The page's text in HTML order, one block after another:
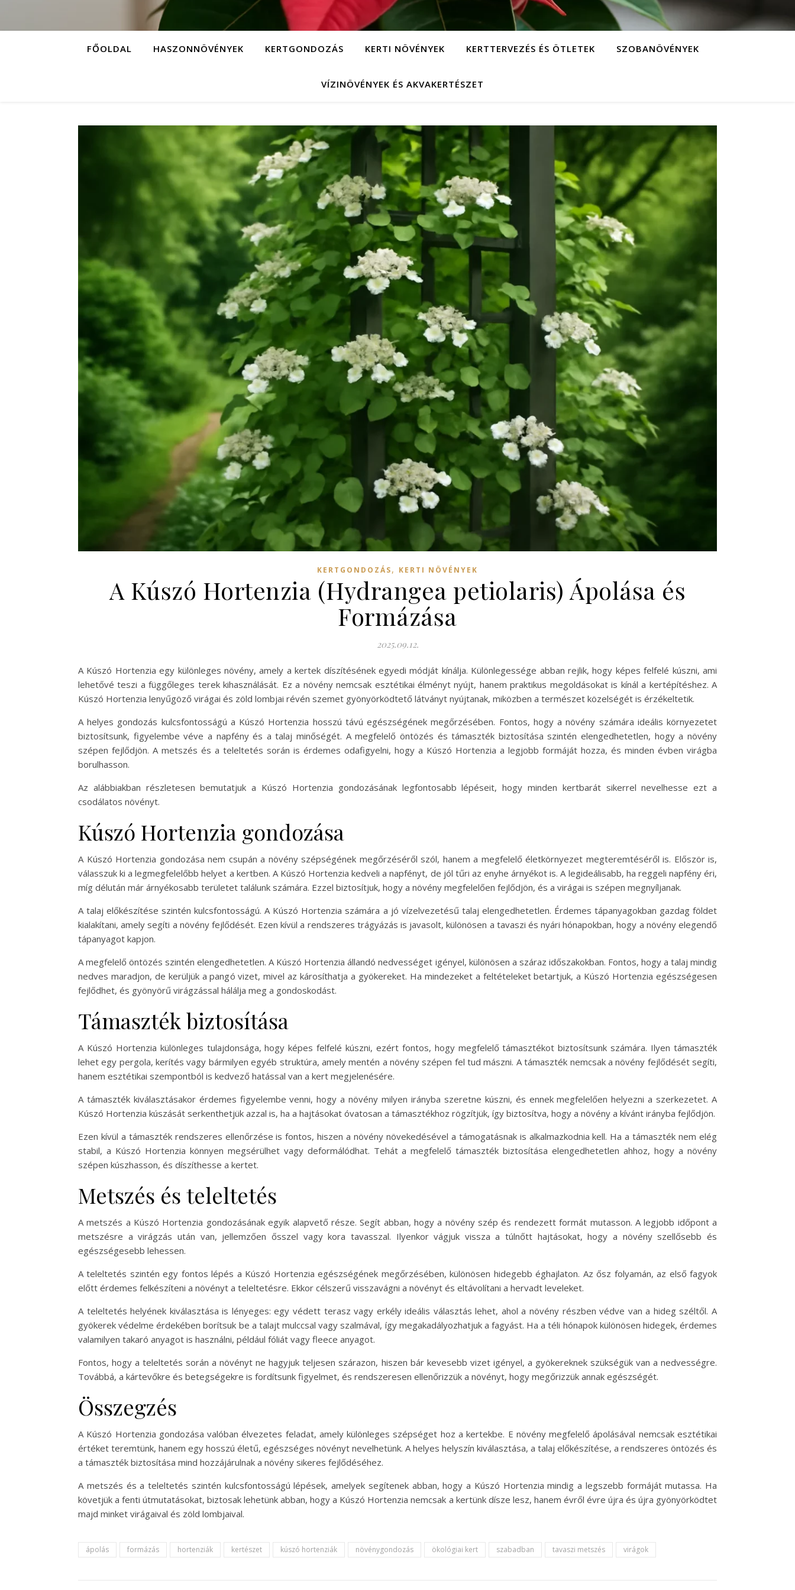
FŐOLDAL HASZONNÖVÉNYEK KERTGONDOZÁS KERTI NÖVÉNYEK KERTTERVEZÉS ÉS ÖTLETEK SZOBANÖVÉNYEK
VÍZINÖVÉNYEK ÉS AKVAKERTÉSZET
KERTGONDOZÁS, KERTI NÖVÉNYEK
A Kúszó Hortenzia (Hydrangea petiolaris) Ápolása és
Formázása
2025.09.12.
A Kúszó Hortenzia egy különleges növény, amely a kertek díszítésének egyedi módját kínálja. Különlegessége abban rejlik, hogy képes felfelé kúszni, ami
lehetővé teszi a függőleges terek kihasználását. Ez a növény nemcsak esztétikai élményt nyújt, hanem praktikus megoldásokat is kínál a kertépítéshez. A
Kúszó Hortenzia lenyűgöző virágai és zöld lombjai révén szemet gyönyörködtető látványt nyújtanak, miközben a természet közelségét is érzékeltetik.
A helyes gondozás kulcsfontosságú a Kúszó Hortenzia hosszú távú egészségének megőrzésében. Fontos, hogy a növény számára ideális környezetet
biztosítsunk, figyelembe véve a napfény és a talaj minőségét. A megfelelő öntözés és támaszték biztosítása szintén elengedhetetlen, hogy a növény
szépen fejlődjön. A metszés és a teleltetés során is érdemes odafigyelni, hogy a Kúszó Hortenzia a legjobb formáját hozza, és minden évben virágba
borulhasson.
Az alábbiakban részletesen bemutatjuk a Kúszó Hortenzia gondozásának legfontosabb lépéseit, hogy minden kertbarát sikerrel nevelhesse ezt a
csodálatos növényt.
Kúszó Hortenzia gondozása
A Kúszó Hortenzia gondozása nem csupán a növény szépségének megőrzéséről szól, hanem a megfelelő életkörnyezet megteremtéséről is. Először is,
válasszuk ki a legmegfelelőbb helyet a kertben. A Kúszó Hortenzia kedveli a napfényt, de jól tűri az enyhe árnyékot is. A legideálisabb, ha reggeli napfény éri,
míg délután már árnyékosabb területet találunk számára. Ezzel biztosítjuk, hogy a növény megfelelően fejlődjön, és a virágai is szépen megnyíljanak.
A talaj előkészítése szintén kulcsfontosságú. A Kúszó Hortenzia számára a jó vízelvezetésű talaj elengedhetetlen. Érdemes tápanyagokban gazdag földet
kialakítani, amely segíti a növény fejlődését. Ezen kívül a rendszeres trágyázás is javasolt, különösen a tavaszi és nyári hónapokban, hogy a növény elegendő
tápanyagot kapjon.
A megfelelő öntözés szintén elengedhetetlen. A Kúszó Hortenzia állandó nedvességet igényel, különösen a száraz időszakokban. Fontos, hogy a talaj mindig
nedves maradjon, de kerüljük a pangó vizet, mivel az károsíthatja a gyökereket. Ha mindezeket a feltételeket betartjuk, a Kúszó Hortenzia egészségesen
fejlődhet, és gyönyörű virágzással hálálja meg a gondoskodást.
Támaszték biztosítása
A Kúszó Hortenzia különleges tulajdonsága, hogy képes felfelé kúszni, ezért fontos, hogy megfelelő támasztékot biztosítsunk számára. Ilyen támaszték
lehet egy pergola, kerítés vagy bármilyen egyéb struktúra, amely mentén a növény szépen fel tud mászni. A támaszték nemcsak a növény fejlődését segíti,
hanem esztétikai szempontból is kedvező hatással van a kert megjelenésére.
A támaszték kiválasztásakor érdemes figyelembe venni, hogy a növény milyen irányba szeretne kúszni, és ennek megfelelően helyezni a szerkezetet. A
Kúszó Hortenzia kúszását serkenthetjük azzal is, ha a hajtásokat óvatosan a támasztékhoz rögzítjük, így biztosítva, hogy a növény a kívánt irányba fejlődjön.
Ezen kívül a támaszték rendszeres ellenőrzése is fontos, hiszen a növény növekedésével a támogatásnak is alkalmazkodnia kell. Ha a támaszték nem elég
stabil, a Kúszó Hortenzia könnyen megsérülhet vagy deformálódhat. Tehát a megfelelő támaszték biztosítása elengedhetetlen ahhoz, hogy a növény
szépen kúszhasson, és díszíthesse a kertet.
Metszés és teleltetés
A metszés a Kúszó Hortenzia gondozásának egyik alapvető része. Segít abban, hogy a növény szép és rendezett formát mutasson. A legjobb időpont a
metszésre a virágzás után van, jellemzően ősszel vagy kora tavasszal. Ilyenkor vágjuk vissza a túlnőtt hajtásokat, hogy a növény szellősebb és
egészségesebb lehessen.
A teleltetés szintén egy fontos lépés a Kúszó Hortenzia egészségének megőrzésében, különösen hidegebb éghajlaton. Az ősz folyamán, az első fagyok
előtt érdemes felkészíteni a növényt a teleltetésre. Ekkor célszerű visszavágni a növényt és eltávolítani a hervadt leveleket.
A teleltetés helyének kiválasztása is lényeges: egy védett terasz vagy erkély ideális választás lehet, ahol a növény részben védve van a hideg széltől. A
gyökerek védelme érdekében borítsuk be a talajt mulccsal vagy szalmával, így megakadályozhatjuk a fagyást. Ha a téli hónapok különösen hidegek, érdemes
valamilyen takaró anyagot is használni, például fóliát vagy fleece anyagot.
Fontos, hogy a teleltetés során a növényt ne hagyjuk teljesen szárazon, hiszen bár kevesebb vizet igényel, a gyökereknek szükségük van a nedvességre.
Továbbá, a kártevőkre és betegségekre is fordítsunk figyelmet, és rendszeresen ellenőrizzük a növényt, hogy megőrizzük annak egészségét.
Összegzés
A Kúszó Hortenzia gondozása valóban élvezetes feladat, amely különleges szépséget hoz a kertekbe. E növény megfelelő ápolásával nemcsak esztétikai
értéket teremtünk, hanem egy hosszú életű, egészséges növényt nevelhetünk. A helyes helyszín kiválasztása, a talaj előkészítése, a rendszeres öntözés és
a támaszték biztosítása mind hozzájárulnak a növény sikeres fejlődéséhez.
A metszés és a teleltetés szintén kulcsfontosságú lépések, amelyek segítenek abban, hogy a Kúszó Hortenzia mindig a legszebb formáját mutassa. Ha
követjük a fenti útmutatásokat, biztosak lehetünk abban, hogy a Kúszó Hortenzia nemcsak a kertünk dísze lesz, hanem évről évre újra és újra gyönyörködtet
majd minket virágaival és zöld lombjaival.
ápolás formázás hortenziák kertészet kúszó hortenziák növénygondozás ökológiai kert szabadban tavaszi metszés virágok